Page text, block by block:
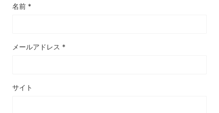
名前 *
メールアドレス *
サイト